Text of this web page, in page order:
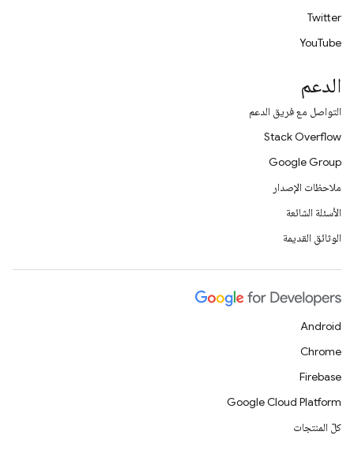
Twitter
YouTube
الدعم
التواصل مع فريق الدعم
Stack Overflow
Google Group
ملاحظات الإصدار
الأسئلة الشائعة
الوثائق القديمة
Android
Chrome
Firebase
Google Cloud Platform
كلّ المنتجات